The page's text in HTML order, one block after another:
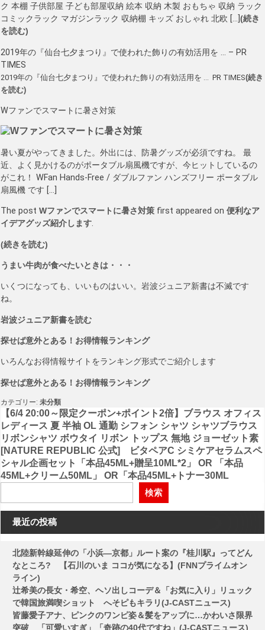
ク 本棚 子供部屋 子ども部屋収納 絵本 収納 木製 おもちゃ 収納 ラック
コミックラック マガジンラック 収納棚 キッズ おしゃれ 北欧 […] (続き
を読む)
2019年の『仙台七夕まつり』で使われた飾りの有効活用を … – PR
TIMES
2019年の『仙台七夕まつり』で使われた飾りの有効活用を … PR TIMES(続き
を読む)
Wファンでスマートに暑さ対策
暑い夏がやってきました。外出には、防暑グッズが必須ですね。 最
近、よく見かけるのがポータブル扇風機ですが、今ヒットしているの
がこれ！ WFan Hands-Free / ダブルファン ハンズフリー ポータブル
扇風機 です […]
The post Wファンでスマートに暑さ対策 first appeared on 便利なア
イデアグッズ紹介します.
(続きを読む)
うまい牛肉が食べたいときは・・・
いくつになっても、いいものはいい。岩波ジュニア新書は不滅です
ね。
岩波ジュニア新書を読む
探せば意外とある！お得情報ランキング
いろんなお得情報サイトをランキング形式でご紹介します
探せば意外とある！お得情報ランキング
カテゴリー: 未分類
投
稿
ナ
ビ
ー
シ
ョ
ン
【6/4 20:00～限定クーポン+ポイント2倍】ブラウス オフィス
レディース 夏 半袖 OL 通勤 シフォン シャツ シャツブラウス
リボンシャツ ボウタイ リボン トップス 無地 ジョーゼット素
[NATURE REPUBLIC 公式] ビタペアC シミケアセラムスペ
シャル企画セット「本品45ML+贈呈10ML*2」 OR 「本品
45ML+クリーム50ML」 OR「本品45ML+トナー30ML
検索
最近の投稿
北陸新幹線延伸の「小浜―京都」ルート案の『桂川駅』ってどん
なところ? 【石川のいま ココが気になる】(FNNプライムオン
ライン)
辻希美の長女・希空、ヘソ出しコーデ＆「お気に入り」リュック
で韓国旅満喫ショット へそピもキラリ(J-CASTニュース)
皆藤愛子アナ、ピンクのワンピ姿＆髪をアップに…かわいさ限界
突破 「可愛いすぎ」「奇跡の40代ですね」(J-CASTニュース)